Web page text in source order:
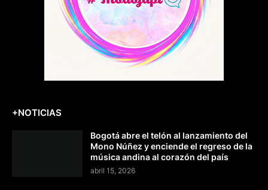
+NOTICIAS
Bogotá abre el telón al lanzamiento del
Mono Núñez y enciende el regreso de la
música andina al corazón del país
abril 15, 2026